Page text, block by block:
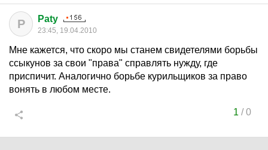
P Paty
23:45, 19.04.2010
Мне кажется, что скоро мы станем свидетелями борьбы
ссыкунов за свои "права" справлять нужду, где
приспичит. Аналогично борьбе курильщиков за право
вонять в любом месте.
1 /0